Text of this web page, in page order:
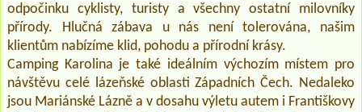
odpočinku cyklisty, turisty a všechny ostatní milovníky
přírody. Hlučná zábava u nás není tolerována, našim
klientům nabízíme klid, pohodu a přírodní krásy.
Camping Karolina je také ideálním výchozím místem pro
návštěvu celé lázeňské oblasti Západních Čech. Nedaleko
jsou Mariánské Lázně a v dosahu výletu autem i Františkovy